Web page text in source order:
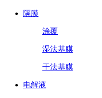
隔膜
涂覆
湿法基膜
干法基膜
电解液